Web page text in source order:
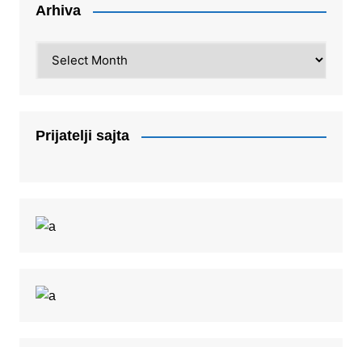
Arhiva
Prijatelji sajta